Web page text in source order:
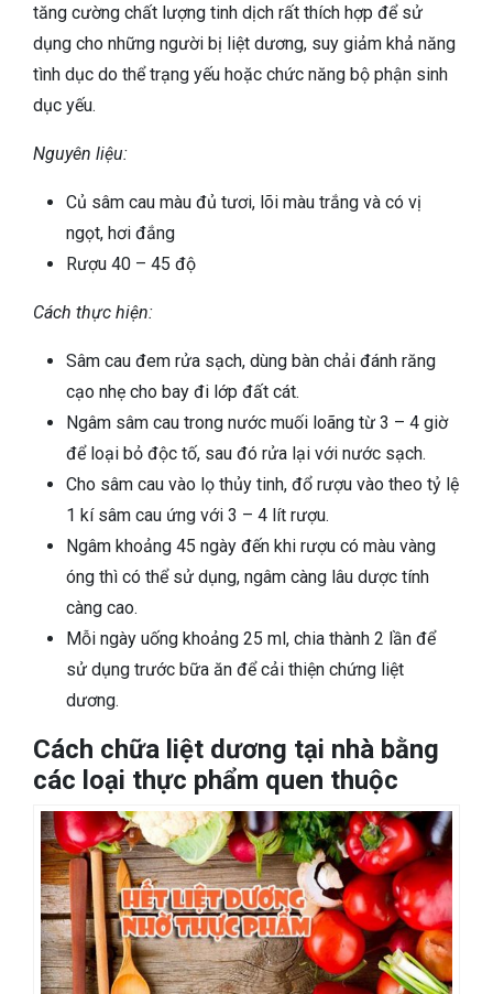
tăng cường chất lượng tinh dịch rất thích hợp để sử
dụng cho những người bị liệt dương, suy giảm khả năng
tình dục do thể trạng yếu hoặc chức năng bộ phận sinh
dục yếu.
Nguyên liệu:
Củ sâm cau màu đủ tươi, lõi màu trắng và có vị
ngọt, hơi đắng
Rượu 40 – 45 độ
Cách thực hiện:
Sâm cau đem rửa sạch, dùng bàn chải đánh răng
cạo nhẹ cho bay đi lớp đất cát.
Ngâm sâm cau trong nước muối loãng từ 3 – 4 giờ
để loại bỏ độc tố, sau đó rửa lại với nước sạch.
Cho sâm cau vào lọ thủy tinh, đổ rượu vào theo tỷ lệ
1 kí sâm cau ứng với 3 – 4 lít rượu.
Ngâm khoảng 45 ngày đến khi rượu có màu vàng
óng thì có thể sử dụng, ngâm càng lâu dược tính
càng cao.
Mỗi ngày uống khoảng 25 ml, chia thành 2 lần để
sử dụng trước bữa ăn để cải thiện chứng liệt
dương.
Cách chữa liệt dương tại nhà bằng
các loại thực phẩm quen thuộc